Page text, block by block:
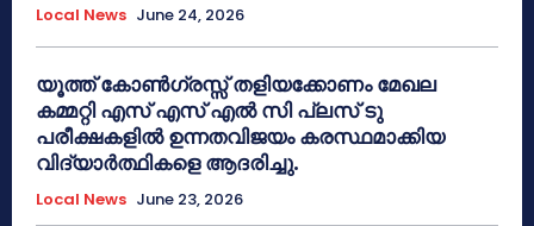
Local News June 24, 2026
യൂത്ത് കോൺഗ്രസ്സ് തളിയക്കോണം മേഖല
കമ്മറ്റി എസ് എസ് എൽ സി പ്ലസ് ടു
പരീക്ഷകളിൽ ഉന്നതവിജയം കരസ്ഥമാക്കിയ
വിദ്യാർത്ഥികളെ ആദരിച്ചു.
Local News June 23, 2026